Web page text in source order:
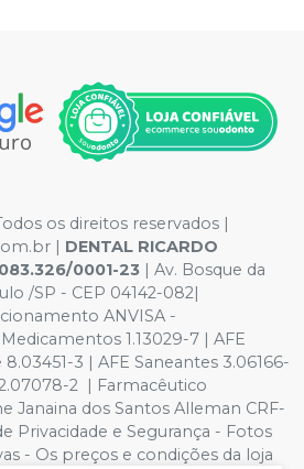
os direitos reservados |
DENTAL RICARDO
0001-23 | Av. Bosque da
/SP - CEP 04142-082|
ANVISA -
1.13029-7 | AFE
3 | AFE Saneantes 3.06166-
2 | Farmacêutico
Janaina dos Santos Alleman CRF-
Privacidade e Segurança - Fotos
- Os preços e condições da loja